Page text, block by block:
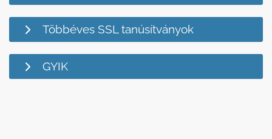
Többéves SSL tanúsítványok
GYIK